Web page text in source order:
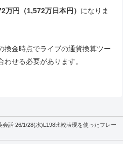
万円（1,572万日本円） になりま
換金時点でライブの通貨換算ツー
せる必要があります。
会話 26/1/28(水)L198比較表現を使ったフレー